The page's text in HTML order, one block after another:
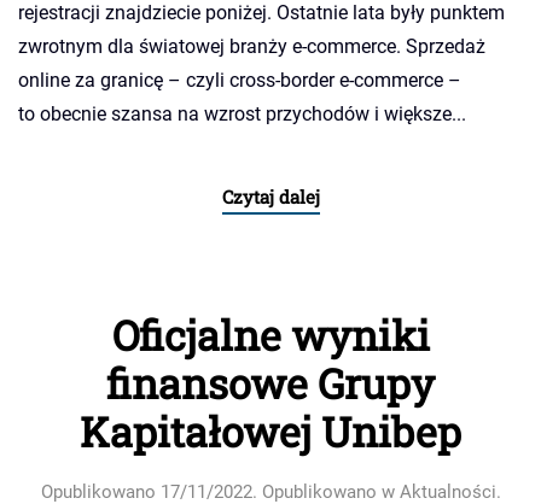
rejestracji znajdziecie poniżej. Ostatnie lata były punktem
zwrotnym dla światowej branży e-commerce. Sprzedaż
online za granicę – czyli cross-border e-commerce –
to obecnie szansa na wzrost przychodów i większe...
Czytaj dalej
Oficjalne wyniki
finansowe Grupy
Kapitałowej Unibep
Opublikowano 17/11/2022. Opublikowano w Aktualności.